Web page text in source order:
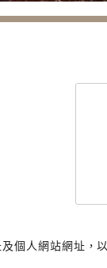
個人網站網址，